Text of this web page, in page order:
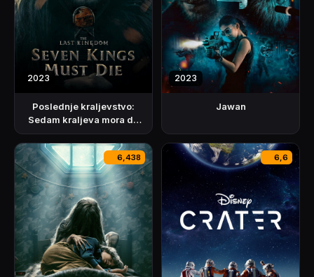
2023
Poslednje kraljevstvo:
Sedam kraljeva mora da
umre
2023
Jawan
6,438 6,6